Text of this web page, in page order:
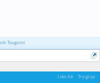
Tsugumi
Liên hệ Trợ giúp